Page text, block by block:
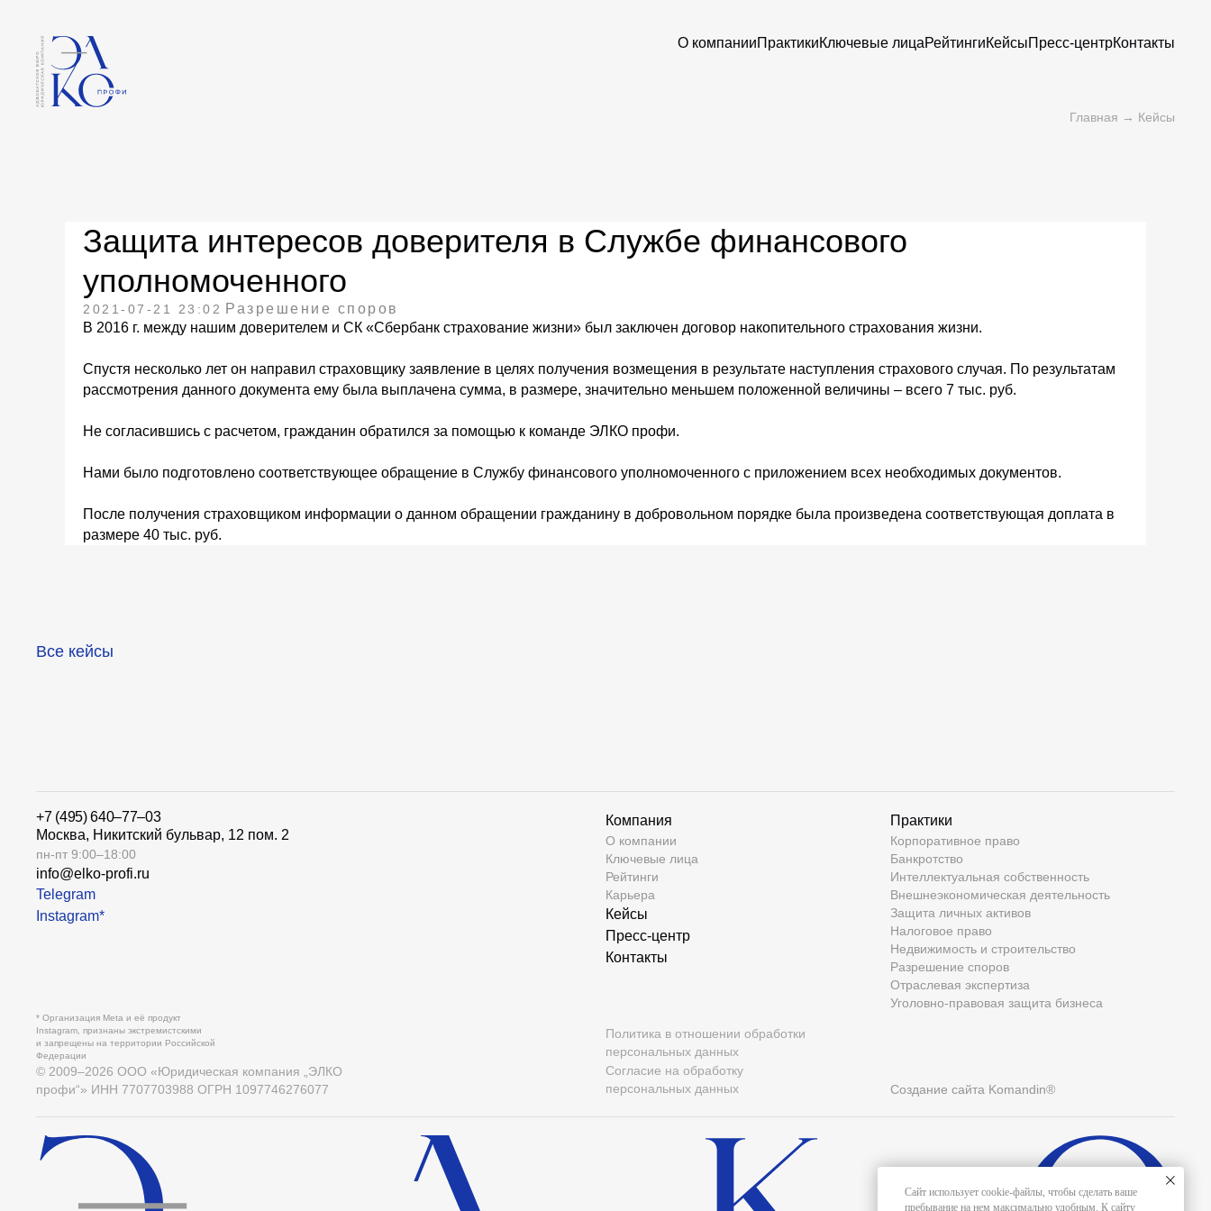
О компанииПрактикиКлючевые лицаРейтингиКейсыПресс-центрКонтакты
Главная → Кейсы
Защита интересов доверителя в Службе финансового
уполномоченного
2021-07-21 23:02
Разрешение споров
В 2016 г. между нашим доверителем и СК «Сбербанк страхование жизни» был заключен договор накопительного страхования жизни.
Спустя несколько лет он направил страховщику заявление в целях получения возмещения в результате наступления страхового случая. По результатам
рассмотрения данного документа ему была выплачена сумма, в размере, значительно меньшем положенной величины – всего 7 тыс. руб.
Не согласившись с расчетом, гражданин обратился за помощью к команде ЭЛКО профи.
Нами было подготовлено соответствующее обращение в Службу финансового уполномоченного с приложением всех необходимых документов.
После получения страховщиком информации о данном обращении гражданину в добровольном порядке была произведена соответствующая доплата в
размере 40 тыс. руб.
Все кейсы
+7 (495) 640–77–03
Москва, Никитский бульвар, 12 пом. 2
пн-пт 9:00–18:00
info@elko-profi.ru
Telegram
Instagram*
Компания
О компании
Ключевые лица
Рейтинги
Карьера
Кейсы
Пресс-центр
Контакты
Практики
Корпоративное право
Банкротство
Интеллектуальная собственность
Внешнеэкономическая деятельность
Защита личных активов
Налоговое право
Недвижимость и строительство
Разрешение споров
Отраслевая экспертиза
Уголовно-правовая защита бизнеса
* Организация Meta и её продукт
Instagram, признаны экстремистскими
и запрещены на территории Российской
Федерации
© 2009–2026 ООО «Юридическая компания „ЭЛКО
профи“» ИНН 7707703988 ОГРН 1097746276077
Политика в отношении обработки
персональных данных
Согласие на обработку
персональных данных
Создание сайта Komandin®
Сайт использует cookie-файлы, чтобы сделать ваше
пребывание на нем максимально удобным. К cайту